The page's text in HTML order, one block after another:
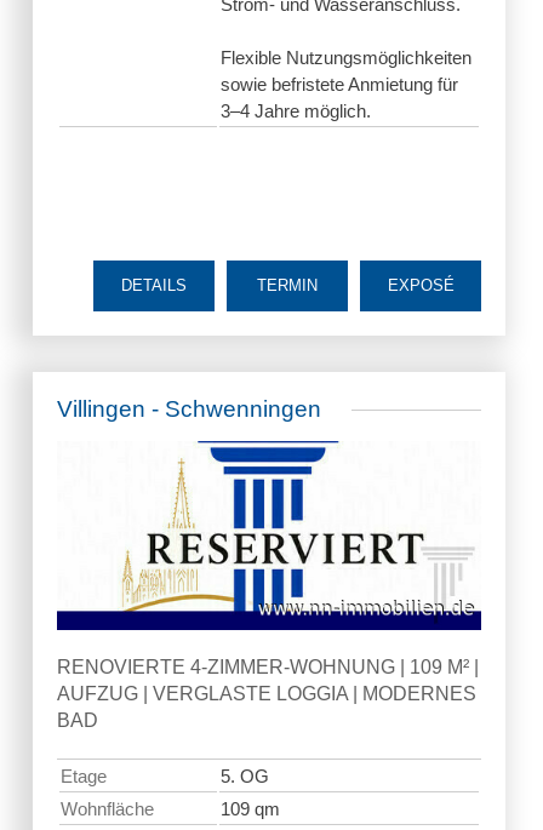
Strom- und Wasseranschluss.
Flexible Nutzungsmöglichkeiten
sowie befristete Anmietung für
3–4 Jahre möglich.
EXPOSÉ
TERMIN
DETAILS
Villingen - Schwenningen
RENOVIERTE 4-ZIMMER-WOHNUNG | 109 M² |
AUFZUG | VERGLASTE LOGGIA | MODERNES
BAD
Etage
5. OG
Wohnfläche
109 qm